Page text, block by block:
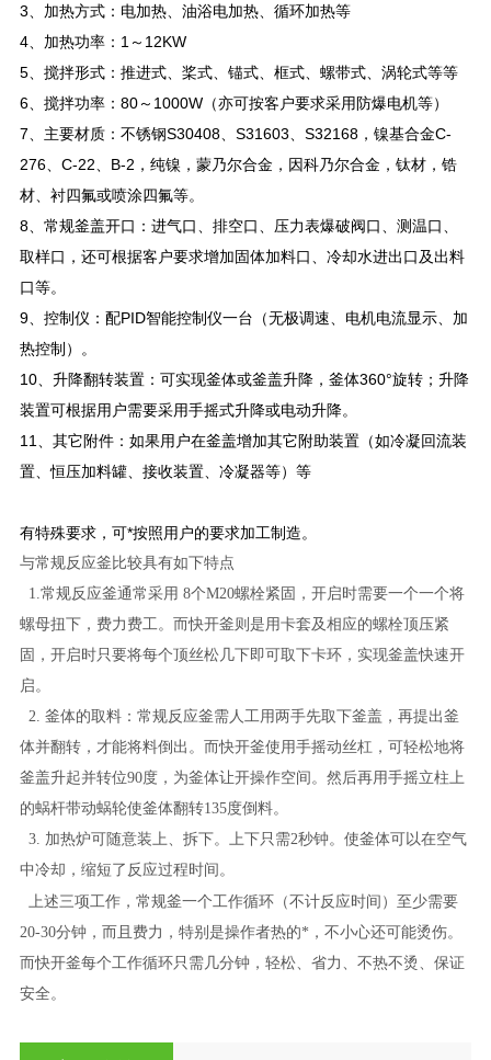
3 、加热方式：电加热、油浴电加热、循环加热等
4、加热功率：1～12KW
5、搅拌形式：推进式、桨式、锚式、框式、螺带式、涡轮式等等
6、搅拌功率：80～1000W（亦可按客户要求采用防爆电机等）
7 、主要材质：不锈钢S30408、S31603、S32168，镍基合金C-
276、C-22、B-2，纯镍，蒙乃尔合金，因科乃尔合金，钛材，锆
材、衬四氟或喷涂四氟等。
8、常规釜盖开口：进气口、排空口、压力表爆破阀口、测温口、
取样口，还可根据客户要求增加固体加料口、冷却水进出口及出料
口等。
9、控制仪：配PID智能控制仪一台（无极调速、电机电流显示、加
热控制）。
10、升降翻转装置：可实现釜体或釜盖升降，釜体360°旋转；升降
装置可根据用户需要采用手摇式升降或电动升降。
11
、其它附件：如果用户在釜盖增加其它附助装置（如冷凝回流装
置、恒压加料罐、接收装置、冷凝器等）等
有特殊要求，可*按照用户的要求加工制造。
与常规反应釜比较具有如下特点
1.常规反应釜通常采用 8个M20螺栓紧固，开启时需要一个一个将
螺母扭下，费力费工。而快开釜则是用卡套及相应的螺栓顶压紧
固，开启时只要将每个顶丝松几下即可取下卡环，实现釜盖快速开
启。
2. 釜体的取料：常规反应釜需人工用两手先取下釜盖，再提出釜
体并翻转，才能将料倒出。而快开釜使用手摇动丝杠，可轻松地将
釜盖升起并转位90度，为釜体让开操作空间。然后再用手摇立柱上
的蜗杆带动蜗轮使釜体翻转135度倒料。
3. 加热炉可随意装上、拆下。上下只需2秒钟。使釜体可以在空气
中冷却，缩短了反应过程时间。
上述三项工作，常规釜一个工作循环（不计反应时间）至少需要
20-30分钟，而且费力，特别是操作者热的*，不小心还可能烫伤。
而快开釜每个工作循环只需几分钟，轻松、省力、不热不烫、保证
安全。